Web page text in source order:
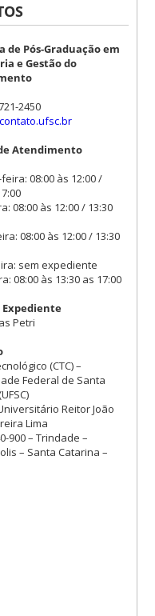
de Pós-Graduação em
e Gestão do
2450
Atendimento
08:00 às 12:00 /
08:00 às 12:00 / 13:30
08:00 às 12:00 / 13:30
sem expediente
08:00 às 13:30 as 17:00
Expediente
Petri
(CTC) –
Federal de Santa
Reitor João
Lima
900 – Trindade –
– Santa Catarina –